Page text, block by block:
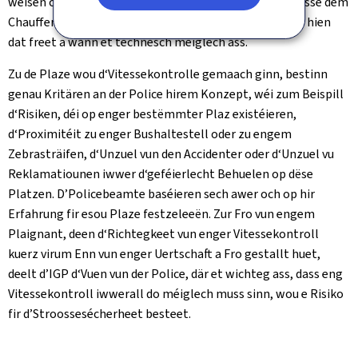
Chauffer op dem Display vum Radar gewise gëtt, wann hien
dat freet a wann et technesch méiglech ass.
Zu de Plaze wou d‘Vitessekontrolle gemaach ginn, bestinn
genau Kritären an der Police hirem Konzept, wéi zum Beispill
d‘Risiken, déi op enger bestëmmter Plaz existéieren,
d‘Proximitéit zu enger Bushaltestell oder zu engem
Zebrasträifen, d‘Unzuel vun den Accidenter oder d‘Unzuel vu
Reklamatiounen iwwer d‘geféierlecht Behuelen op dëse
Platzen. D’Policebeamte baséieren sech awer och op hir
Erfahrung fir esou Plaze festzeleeën. Zur Fro vun engem
Plaignant, deen d‘Richtegkeet vun enger Vitessekontroll
kuerz virum Enn vun enger Uertschaft a Fro gestallt huet,
deelt d’IGP d‘Vuen vun der Police, där et wichteg ass, dass eng
Vitessekontroll iwwerall do méiglech muss sinn, wou e Risiko
fir d’Stroossesécherheet besteet.